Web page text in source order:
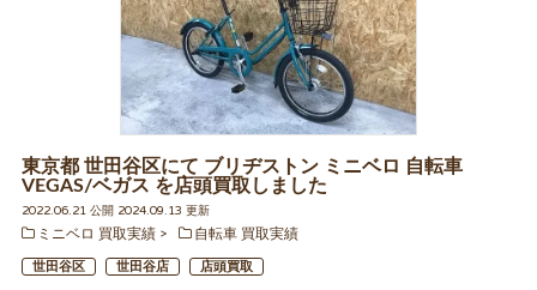
東京都 世田谷区にて ブリヂストン ミニベロ 自転車
VEGAS/ベガス を店頭買取しました
2022.06.21 公開 2024.09.13 更新
ミニベロ 買取実績
自転車 買取実績
世田谷区 世田谷店 店頭買取